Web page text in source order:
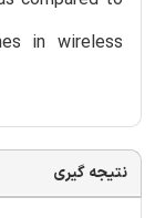
in wireless
نتیجه گیری